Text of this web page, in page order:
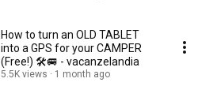
How to turn an OLD TABLET
into a GPS for your CAMPER
(Free!) 🛠️🚐 - vacanzelandia
5.5K views 1 month ago